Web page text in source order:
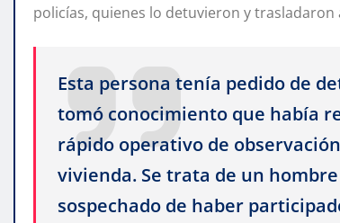
policías, quienes lo detuvieron y trasladaron
Esta persona tenía pedido de
tomó conocimiento que había
rápido operativo de
vivienda. Se trata de un
sospechado de haber